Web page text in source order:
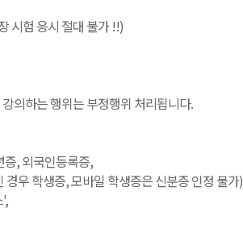
시험 응시 절대 불가 !!)
의하는 행위는 부정행위 처리됩니다.
증, 외국인등록증,
우 학생증, 모바일 학생증은 신분증 인정 불가)